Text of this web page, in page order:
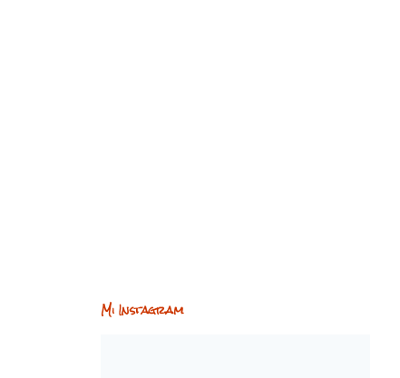
Mi Instagram